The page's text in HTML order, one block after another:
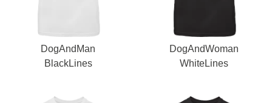
DogAndMan
BlackLines
DogAndWoman
WhiteLines